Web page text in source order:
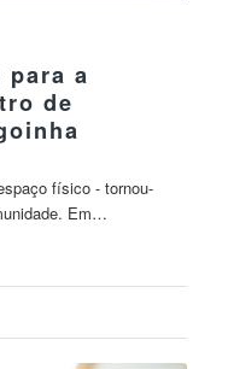
para a
de
físico - tornou-
Em…